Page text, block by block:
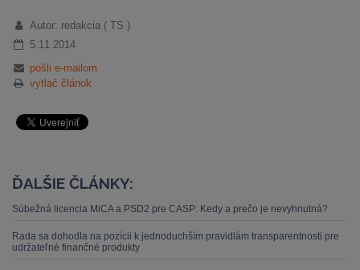
Autor: redakcia ( TS )
5.11.2014
pošli e-mailom
vytlač článok
ĎALŠIE ČLÁNKY:
Súbežná licencia MiCA a PSD2 pre CASP: Kedy a prečo je nevyhnutná?
Rada sa dohodla na pozícii k jednoduchším pravidlám transparentnosti pre
udržateľné finančné produkty